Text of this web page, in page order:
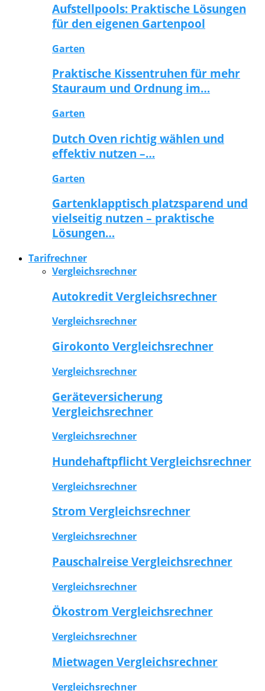
Aufstellpools: Praktische Lösungen
für den eigenen Gartenpool
Garten
Praktische Kissentruhen für mehr
Stauraum und Ordnung im…
Garten
Dutch Oven richtig wählen und
effektiv nutzen –…
Garten
Gartenklapptisch platzsparend und
vielseitig nutzen – praktische
Lösungen…
Tarifrechner
Vergleichsrechner
Autokredit Vergleichsrechner
Vergleichsrechner
Girokonto Vergleichsrechner
Vergleichsrechner
Geräteversicherung
Vergleichsrechner
Vergleichsrechner
Hundehaftpflicht Vergleichsrechner
Vergleichsrechner
Strom Vergleichsrechner
Vergleichsrechner
Pauschalreise Vergleichsrechner
Vergleichsrechner
Ökostrom Vergleichsrechner
Vergleichsrechner
Mietwagen Vergleichsrechner
Vergleichsrechner